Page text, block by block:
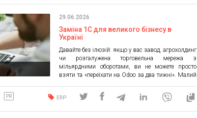
Intelligence 2.8 Платформа автоматизації
маркетингу представила оновлення Active
Intelligence 2.8. […]
29.06.2026
Заміна 1С для великого бізнесу в
Україні
Давайте без ілюзій: якщо у вас завод, агрохолдинг
чи розгалужена торговельна мережа з
мільярдними оборотами, ви не можете просто
взяти та «переїхати на Odoo за два тижні». Малий
руки, а от для великого підприємства спроба
замінити стару добру (але вже токсичну та
PR ERP